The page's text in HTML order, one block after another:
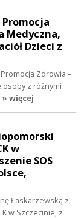
Promocja
Medyczna,
Dzieci z
Zdrowia –
z różnymi
» więcej
w
SOS
Łaskarzewską z
w Szczecinie, z